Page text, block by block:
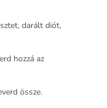
darált diót,
hozzá az
össze.